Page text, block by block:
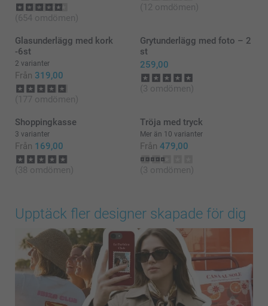
(654 omdömen)
(12 omdömen)
Glasunderlägg med kork
-6st
2 varianter
Från 319,00
(177 omdömen)
Grytunderlägg med foto – 2
st
259,00
(3 omdömen)
Shoppingkasse
3 varianter
Från 169,00
(38 omdömen)
Tröja med tryck
Mer än 10 varianter
Från 479,00
(3 omdömen)
Upptäck fler designer skapade för dig